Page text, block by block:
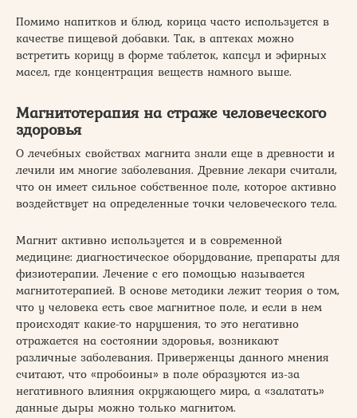
Помимо напитков и блюд, корица часто используется в
качестве пищевой добавки. Так, в аптеках можно
встретить корицу в форме таблеток, капсул и эфирных
масел, где концентрация веществ намного выше.
Магнитотерапия на страже человеческого
здоровья
О лечебных свойствах магнита знали еще в древности и
лечили им многие заболевания. Древние лекари считали,
что он имеет сильное собственное поле, которое активно
воздействует на определенные точки человеческого тела.
Магнит активно используется и в современной
медицине: диагностическое оборудование, препараты для
физиотерапии. Лечение с его помощью называется
магнитотерапией. В основе методики лежит теория о том,
что у человека есть свое магнитное поле, и если в нем
происходят какие-то нарушения, то это негативно
отражается на состоянии здоровья, возникают
различные заболевания. Приверженцы данного мнения
считают, что «пробоины» в поле образуются из-за
негативного влияния окружающего мира, а «залатать»
данные дыры можно только магнитом.